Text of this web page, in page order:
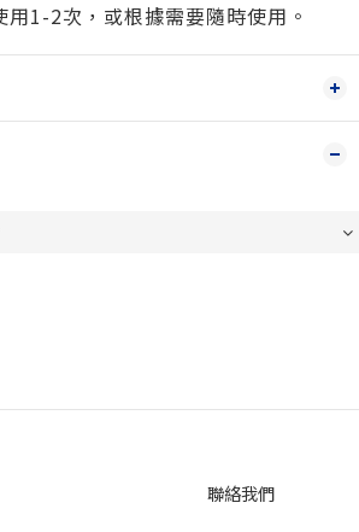
用1-2次，或根據需要隨時使用。
聯絡我們